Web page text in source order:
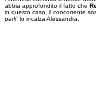
abbia approfondito il fatto che
in questo caso, il concorrente
parli”lo incalza Alessandra.